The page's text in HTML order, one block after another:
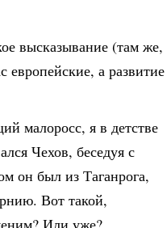
высказывание (там же,
а развитие
малоросс, я в детстве
Чехов, беседуя с
он был из Таганрога,
Вот такой,
Или уже?